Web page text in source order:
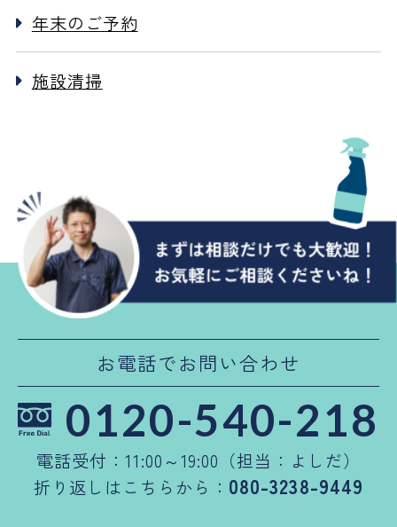
年末のご予約
施設清掃
お電話でお問い合わせ
0120-540-218
電話受付：11:00～19:00（担当：よしだ）
折り返しはこちらから： 080-3238-9449